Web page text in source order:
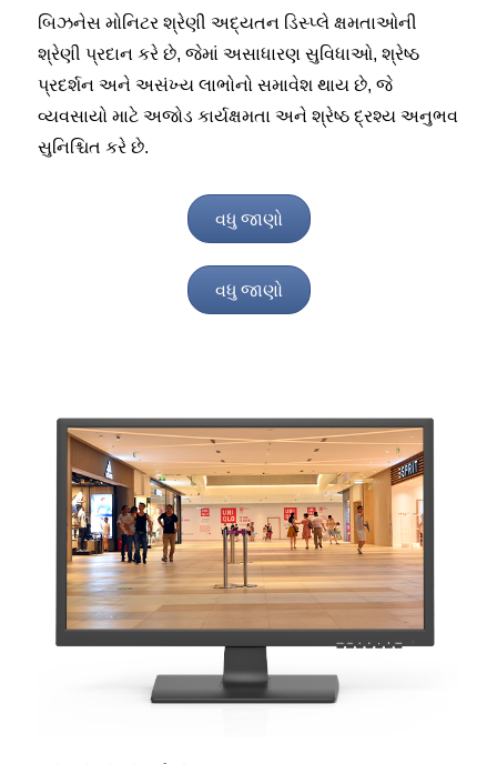
બિઝનેસ મોનિટર શ્રેણી અદ્યતન ડિસ્પ્લે ક્ષમતાઓની
શ્રેણી પ્રદાન કરે છે, જેમાં અસાધારણ સુવિધાઓ, શ્રેષ્ઠ
પ્રદર્શન અને અસંખ્ય લાભોનો સમાવેશ થાય છે, જે
વ્યવસાયો માટે અજોડ કાર્યક્ષમતા અને શ્રેષ્ઠ દ્રશ્ય અનુભવ
સુનિશ્ચિત કરે છે.
વધુ જાણો
વધુ જાણો